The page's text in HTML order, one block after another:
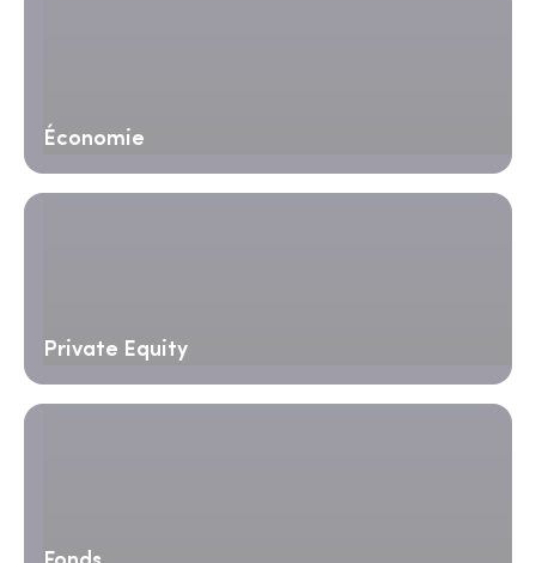
Économie
Private Equity